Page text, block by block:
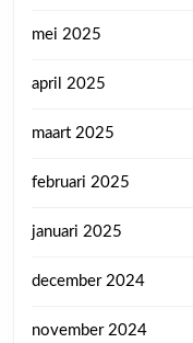
mei 2025
april 2025
maart 2025
februari 2025
januari 2025
december 2024
november 2024